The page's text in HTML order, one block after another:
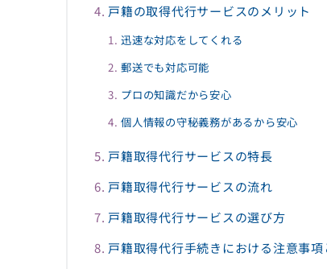
戸籍の取得代行サービスのメリット
迅速な対応をしてくれる
郵送でも対応可能
プロの知識だから安心
個人情報の守秘義務があるから安心
戸籍取得代行サービスの特長
戸籍取得代行サービスの流れ
戸籍取得代行サービスの選び方
戸籍取得代行手続きにおける注意事項